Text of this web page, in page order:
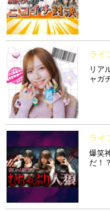
ライ
リア
ャガ
ライ
爆笑
だ！